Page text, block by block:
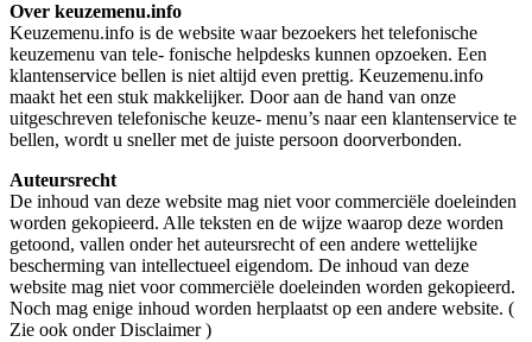
Over keuzemenu.info
Keuzemenu.info is de website waar bezoekers het telefonische
keuzemenu van tele- fonische helpdesks kunnen opzoeken. Een
klantenservice bellen is niet altijd even prettig. Keuzemenu.info
maakt het een stuk makkelijker. Door aan de hand van onze
uitgeschreven telefonische keuze- menu’s naar een klantenservice te
bellen, wordt u sneller met de juiste persoon doorverbonden.
Auteursrecht
De inhoud van deze website mag niet voor commerciële doeleinden
worden gekopieerd. Alle teksten en de wijze waarop deze worden
getoond, vallen onder het auteursrecht of een andere wettelijke
bescherming van intellectueel eigendom. De inhoud van deze
website mag niet voor commerciële doeleinden worden gekopieerd.
Noch mag enige inhoud worden herplaatst op een andere website. (
Zie ook onder Disclaimer )